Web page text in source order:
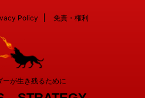
Policy 免責・権利
ーが生き残るために